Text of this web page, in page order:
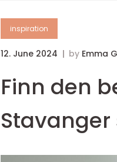
inspiration
12. June 2024 by Emma
Finn den